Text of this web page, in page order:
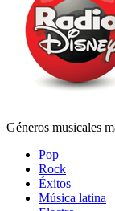
Géneros musicales
Pop
Rock
Éxitos
Música latina